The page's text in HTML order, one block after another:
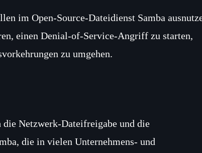
im Open‑Source‑Dateidienst Samba
einen Denial‑of‑Service‑Angriff zu starten,
zu umgehen.
Netzwerk‑Dateifreigabe und die
die in vielen Unternehmens‑ und